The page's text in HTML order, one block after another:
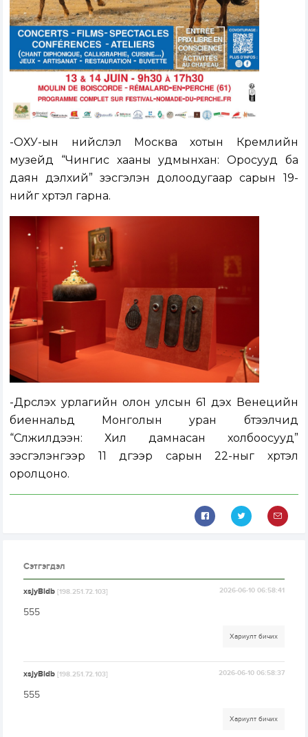
-ОХУ-ын нийслэл Москва хотын Кремлийн
музейд “Чингис хааны удмынхан: Оросууд ба
даян дэлхий” үзэсгэлэн долоодугаар сарын 19-
нийг хүртэл гарна.
-Дүрслэх урлагийн олон улсын 61 дэх Венецийн
биеннальд Монголын уран бүтээлчид
“Сүлжилдээн: Хил дамнасан холбоосууд”
үзэсгэлэнгээр 11 дүгээр сарын 22-ныг хүртэл
оролцоно.
Сэтгэгдэл
xsjyBldb[198.251.72.103] 2026-06-10 06:58:41
555
Хариулт бичих
xsjyBldb[198.251.72.103] 2026-06-10 06:58:37
555
Хариулт бичих